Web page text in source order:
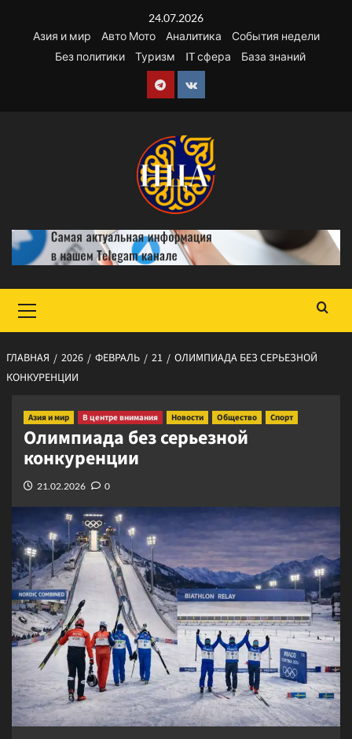
содержимому
24.07.2026
Азия и мир
Авто Мото Аналитика
События недели
Без политики
Туризм IT сфера База знаний
Telegram
VK
меню
ГЛАВНАЯ 2026 ФЕВРАЛЬ 21
ОЛИМПИАДА БЕЗ СЕРЬЕЗНОЙ
КОНКУРЕНЦИИ
Азия и мир В центре внимания Новости Общество Спорт
Олимпиада без серьезной
конкуренции
21.02.2026 0